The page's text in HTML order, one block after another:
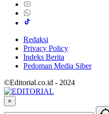
Redaksi
Privacy Policy
Indeks Berita
Pedoman Media Siber
©Editorial.co.id - 2024
×